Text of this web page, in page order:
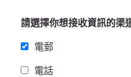
請選擇你想接收資訊的渠
電郵
電話